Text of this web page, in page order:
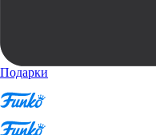
Подарки